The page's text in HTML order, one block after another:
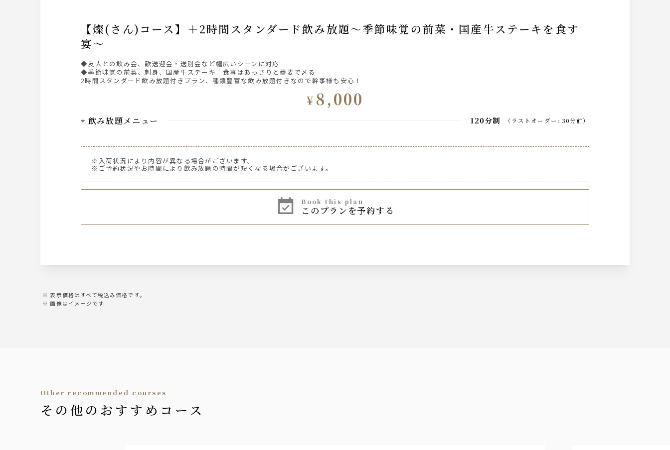
【燦(さん)コース】＋2時間スタンダード飲み放題～季節味覚の前菜・国産牛ステーキを食す
宴～
◆友人との飲み会、歓送迎会・送別会など幅広いシーンに対応
◆季節味覚の前菜、刺身、国産牛ステーキ 食事はあっさりと蕎麦で〆る
2時間スタンダード飲み放題付きプラン、種類豊富な飲み放題付きなので幹事様も安心！
¥ 8,000
飲み放題メニュー 120分制 （ ラストオーダー: 30分前）
～AMERICAN～ ジムビーム
【白】ヴィッラビアンキ ビアンコ
（水割、ソーダ割、ロック、お湯割）
ソフトドリンク
※入荷状況により内容が異なる場合がございます。
※ご予約状況やお時間により飲み放題の時間が短くなる場合がございます。
book this plan
このプランを予約する
表示価格はすべて税込み価格です。
画像はイメージです
other recommended courses
その他のおすすめコース